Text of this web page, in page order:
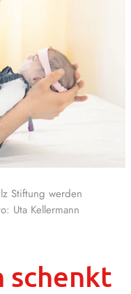
Stiftung werden
Uta Kellermann
schenkt